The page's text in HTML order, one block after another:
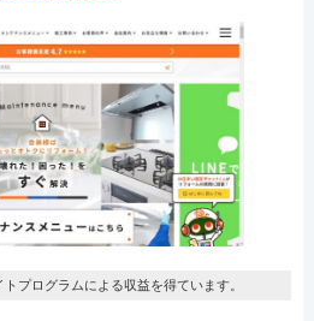
プログラムによる収益を得ています。